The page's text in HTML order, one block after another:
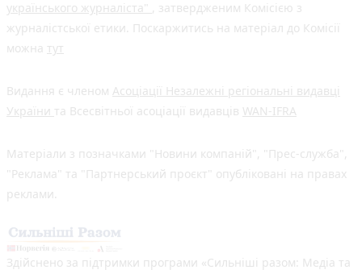
українського журналіста" , затвердженим Комісією з
журналістської етики. Поскаржитись на матеріал до Комісії
можна тут
Видання є членом Асоціації Незалежні регіональні видавці
України та Всесвітньої асоціації видавців WAN-IFRA
Матеріали з позначками "Новини компаній", "Прес-служба",
"Реклама" та "Партнерський проєкт" опубліковані на правах
реклами.
Здійснено за підтримки програми «Сильніші разом: Медіа та